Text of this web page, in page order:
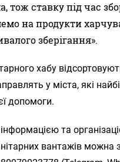
тож ставку під час
на продукти
зберігання».
хабу
у міста, які
допомоги.
та
вантажів можна